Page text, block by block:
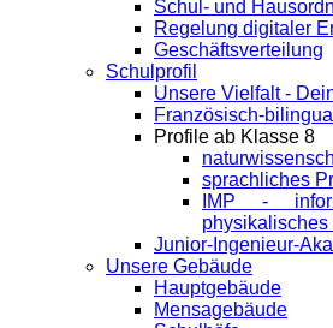
Schul- und
Regelung digitaler
Geschäftsverteilung
Schulprofil
Unsere Vielfalt -
Französisch-
Profile ab Klasse 8
sprachliches
IMP -
physikalisches
Junior-Ingenieur-
Unsere Gebäude
Hauptgebäude
Mensagebäude